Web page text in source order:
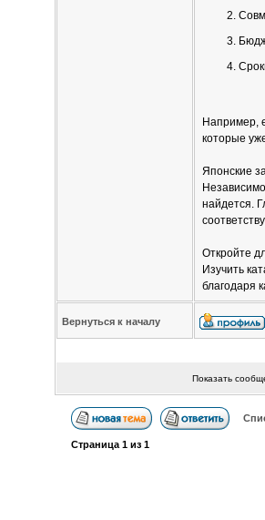
Например,
которые
Японские
найдется.
Откройте
Изучить
благодаря
Вернуться к началу
Показать
Страница 1из 1